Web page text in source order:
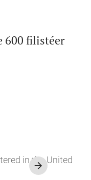
600 filistéer
in the United